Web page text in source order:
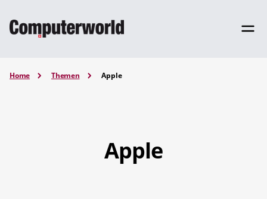
Home Themen Apple
Apple